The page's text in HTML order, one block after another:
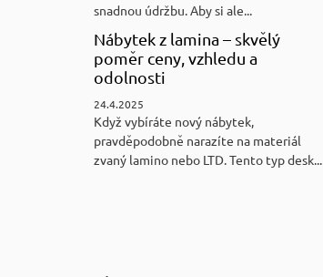
snadnou údržbu. Aby si ale...
Nábytek z lamina – skvělý
poměr ceny, vzhledu a
odolnosti
24.4.2025
Když vybíráte nový nábytek,
pravděpodobně narazíte na materiál
zvaný lamino nebo LTD. Tento typ desk...